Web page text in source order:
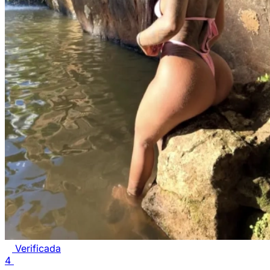
Verificada
4